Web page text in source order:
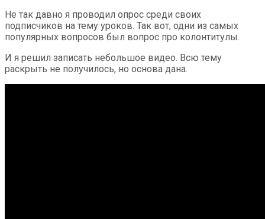
Не так давно я проводил опрос среди своих
подписчиков на тему уроков. Так вот, одни из самых
популярных вопросов был вопрос про колонтитулы.
И я решил записать небольшое видео. Всю тему
раскрыть не получилось, но основа дана.